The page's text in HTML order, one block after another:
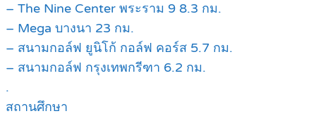
– The Nine Center พระราม 9 8.3 กม.
– Mega บางนา 23 กม.
– สนามกอล์ฟ ยูนิโก้ กอล์ฟ คอร์ส 5.7 กม.
– สนามกอล์ฟ กรุงเทพกรีฑา 6.2 กม.
.
สถานศึกษา